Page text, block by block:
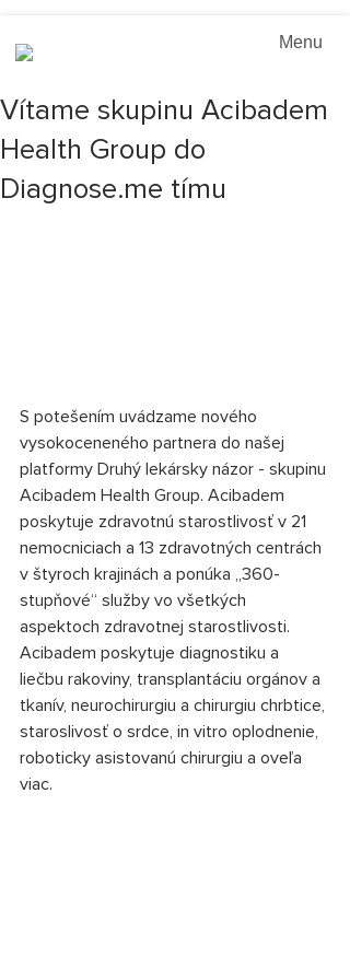
Menu
Vítame skupinu Acibadem
Health Group do
Diagnose.me tímu
S potešením uvádzame nového
vysokoceneného partnera do našej
platformy Druhý lekársky názor - skupinu
Acibadem Health Group. Acibadem
poskytuje zdravotnú starostlivosť v 21
nemocniciach a 13 zdravotných centrách
v štyroch krajinách a ponúka „360-
stupňové“ služby vo všetkých
aspektoch zdravotnej starostlivosti.
Acibadem poskytuje diagnostiku a
liečbu rakoviny, transplantáciu orgánov a
tkanív, neurochirurgiu a chirurgiu chrbtice,
staroslivosť o srdce, in vitro oplodnenie,
roboticky asistovanú chirurgiu a oveľa
viac.